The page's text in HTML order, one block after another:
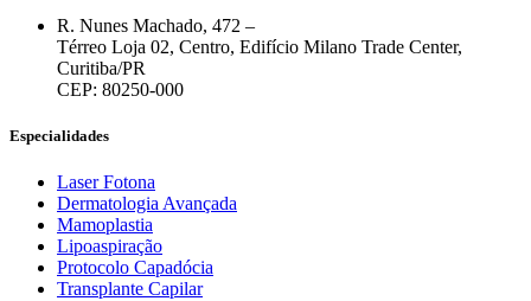
R. Nunes Machado, 472 –
Térreo Loja 02, Centro, Edifício Milano Trade Center,
Curitiba/PR
CEP: 80250-000
Especialidades
Laser Fotona
Dermatologia Avançada
Mamoplastia
Lipoaspiração
Protocolo Capadócia
Transplante Capilar